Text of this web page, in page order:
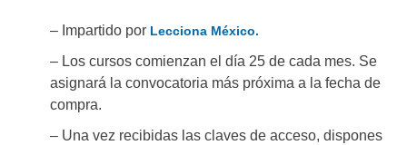
– Impartido por Lecciona México.
– Los cursos comienzan el día 25 de cada mes. Se
asignará la convocatoria más próxima a la fecha de
compra.
– Una vez recibidas las claves de acceso, dispones